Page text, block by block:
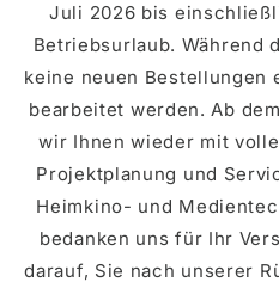
Juli 2026 bis
Betriebsurlaub. Während
keine neuen Bestellungen
bearbeitet werden. Ab
wir Ihnen wieder mit
Projektplanung und
Heimkino- und
bedanken uns für Ihr
darauf, Sie nach unserer